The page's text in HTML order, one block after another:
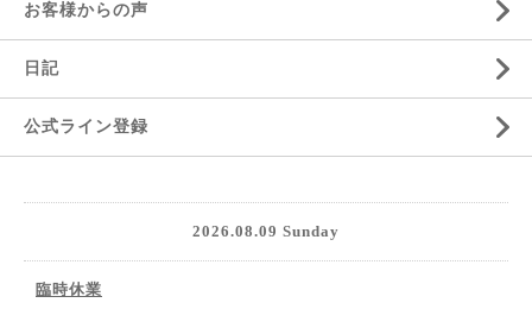
お客様からの声
日記
公式ライン登録
2026.08.09 Sunday
臨時休業